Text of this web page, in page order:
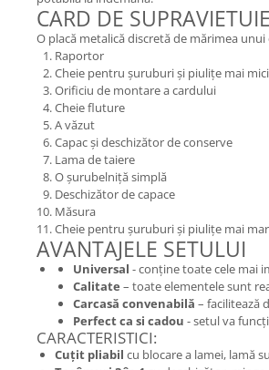
CARD DE SUPRAVIETUIE
O placă metalică discretă de mărimea
Raportor
Cheie pentru șuruburi și piulițe mai mici
Orificiu de montare a cardului
Cheie fluture
A văzut
Capac și deschizător de conserve
Lama de taiere
O șurubelniță simplă
Deschizător de capace
Măsura
Cheie pentru șuruburi și piulițe mai
AVANTAJELE SETULUI
Universal - conține toate cele mai
Calitate – toate elementele sunt
Carcasă convenabilă – facilitează
Perfect ca si cadou - setul va
CARACTERISTICI:
Cuțit pliabil cu blocare a lamei, lamă